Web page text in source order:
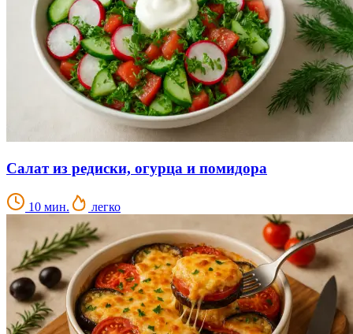
Салат из редиски, огурца и помидора
10 мин. легко